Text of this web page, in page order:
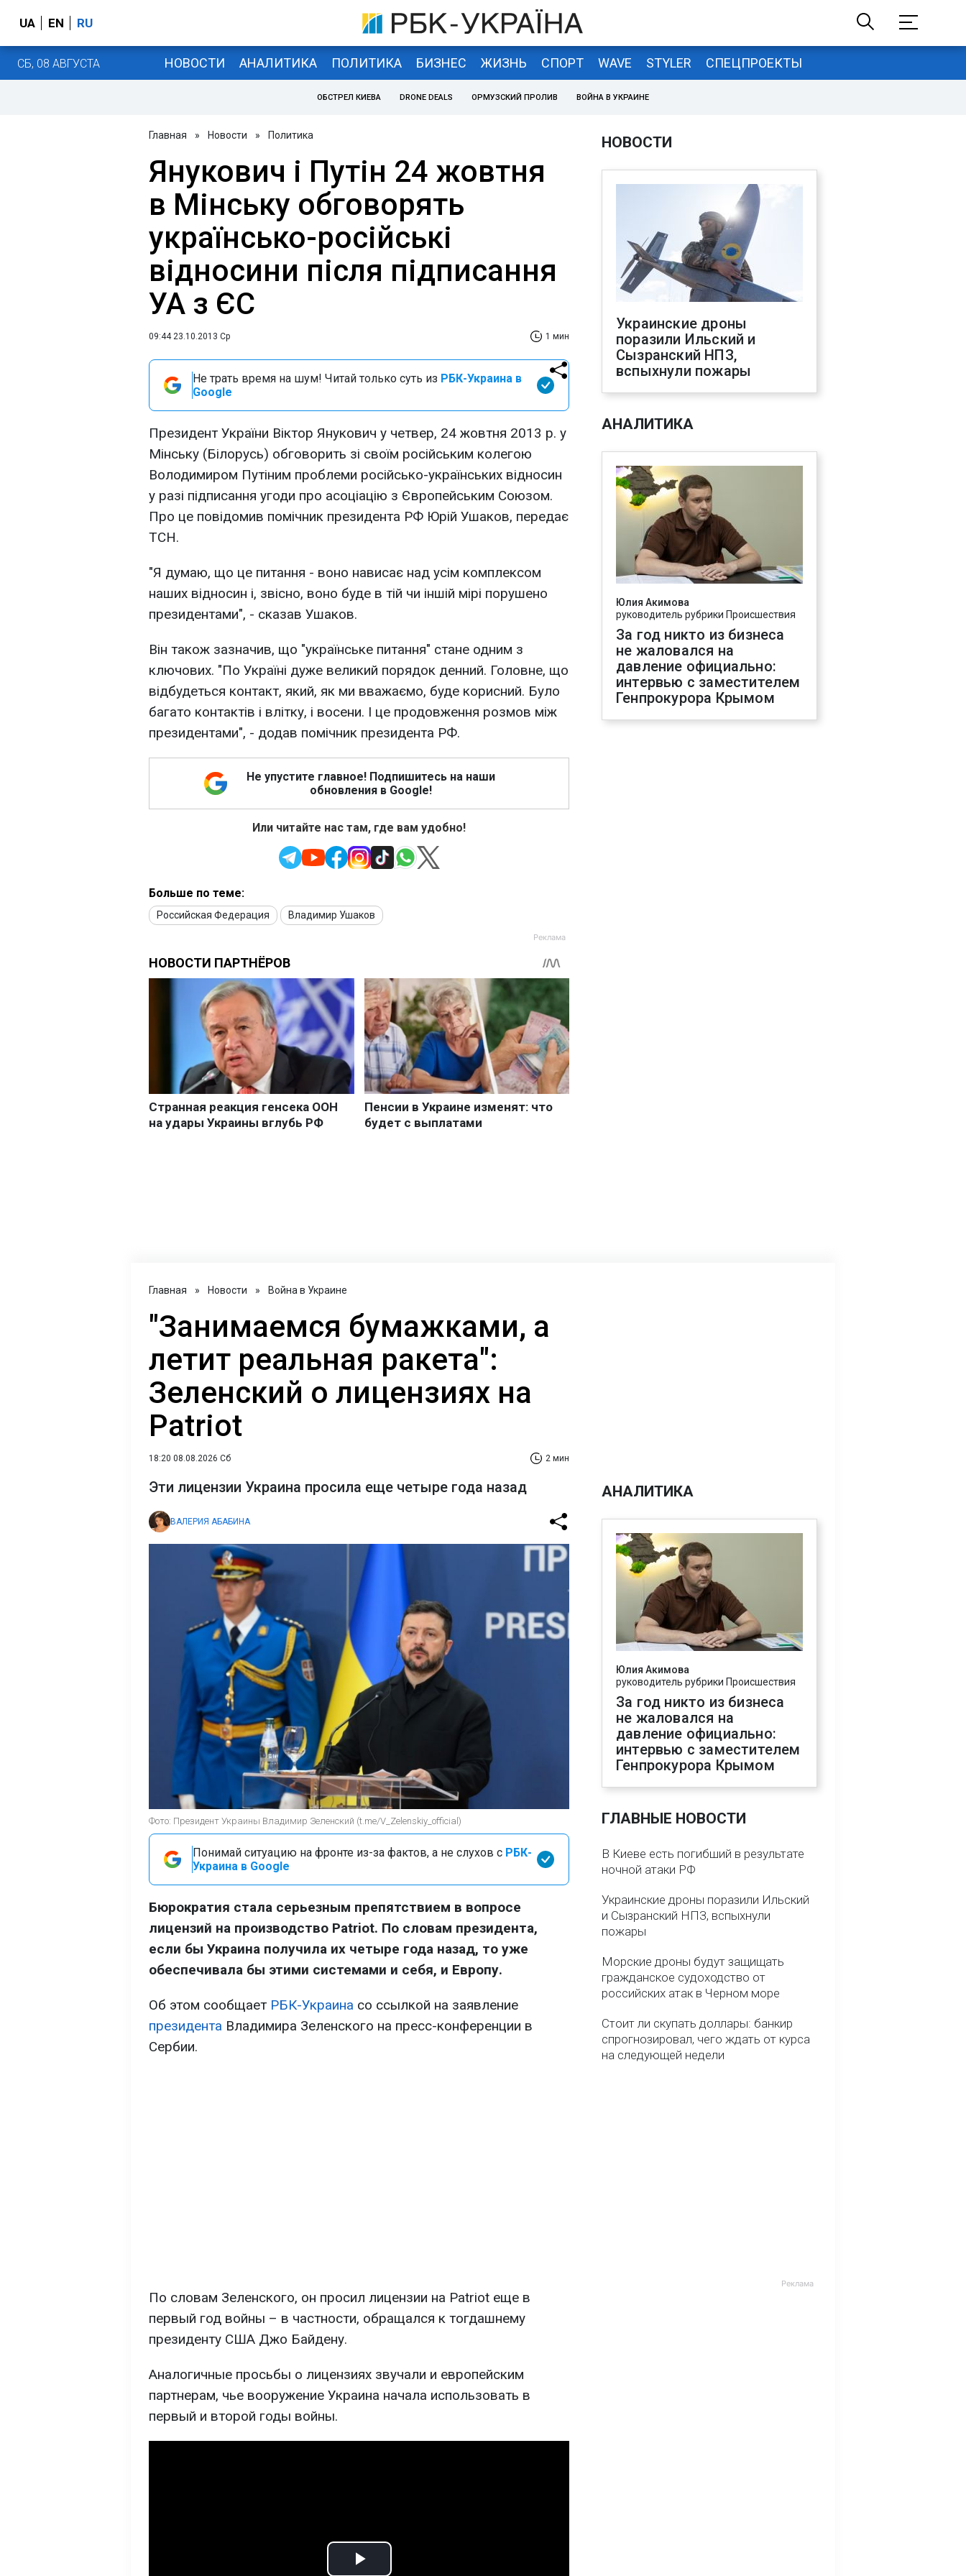
UA EN RU
СБ, 08 АВГУСТА НОВОСТИ АНАЛИТИКА ПОЛИТИКА БИЗНЕС ЖИЗНЬ СПОРТ WAVE STYLER СПЕЦПРОЕКТЫ
ОБСТРЕЛ КИЕВА DRONE DEALS ОРМУЗСКИЙ ПРОЛИВ ВОЙНА В УКРАИНЕ
Главная » Новости » Политика
Янукович і Путін 24 жовтня
в Мінську обговорять
українсько-російські
відносини після підписання
УА з ЄС
09:44 23.10.2013 Ср 1 мин
Не трать время на шум! Читай только суть из РБК-Украина в
Google
Президент України Віктор Янукович у четвер, 24 жовтня 2013 р. у
Мінську (Білорусь) обговорить зі своїм російським колегою
Володимиром Путіним проблеми російсько-українських відносин
у разі підписання угоди про асоціацію з Європейським Союзом.
Про це повідомив помічник президента РФ Юрій Ушаков, передає
ТСН.
"Я думаю, що це питання - воно нависає над усім комплексом
наших відносин і, звісно, воно буде в тій чи іншій мірі порушено
президентами", - сказав Ушаков.
Він також зазначив, що "українське питання" стане одним з
ключових. "По Україні дуже великий порядок денний. Головне, що
відбудеться контакт, який, як ми вважаємо, буде корисний. Було
багато контактів і влітку, і восени. І це продовження розмов між
президентами", - додав помічник президента РФ.
Не упустите главное! Подпишитесь на наши
обновления в Google!
Или читайте нас там, где вам удобно!
Больше по теме:
Российская Федерация Владимир Ушаков
НОВОСТИ
Украинские дроны
поразили Ильский и
Сызранский НПЗ,
вспыхнули пожары
АНАЛИТИКА
Юлия Акимова
руководитель рубрики Происшествия
За год никто из бизнеса
не жаловался на
давление официально:
интервью с заместителем
Генпрокурора Крымом
Главная » Новости » Война в Украине
"Занимаемся бумажками, а
летит реальная ракета":
Зеленский о лицензиях на
Patriot
18:20 08.08.2026 Сб 2 мин
Эти лицензии Украина просила еще четыре года назад
ВАЛЕРИЯ АБАБИНА
Фото: Президент Украины Владимир Зеленский (t.me/V_Zelenskiy_official)
Понимай ситуацию на фронте из-за фактов, а не слухов с РБК-
Украина в Google
Бюрократия стала серьезным препятствием в вопросе
лицензий на производство Patriot. По словам президента,
если бы Украина получила их четыре года назад, то уже
обеспечивала бы этими системами и себя, и Европу.
Об этом сообщает РБК-Украина со ссылкой на заявление
президента Владимира Зеленского на пресс-конференции в
Сербии.
По словам Зеленского, он просил лицензии на Patriot еще в
первый год войны – в частности, обращался к тогдашнему
президенту США Джо Байдену.
Аналогичные просьбы о лицензиях звучали и европейским
партнерам, чье вооружение Украина начала использовать в
первый и второй годы войны.
АНАЛИТИКА
Юлия Акимова
руководитель рубрики Происшествия
За год никто из бизнеса
не жаловался на
давление официально:
интервью с заместителем
Генпрокурора Крымом
ГЛАВНЫЕ НОВОСТИ
В Киеве есть погибший в результате
ночной атаки РФ
Украинские дроны поразили Ильский
и Сызранский НПЗ, вспыхнули
пожары
Морские дроны будут защищать
гражданское судоходство от
российских атак в Черном море
Стоит ли скупать доллары: банкир
спрогнозировал, чего ждать от курса
на следующей недели